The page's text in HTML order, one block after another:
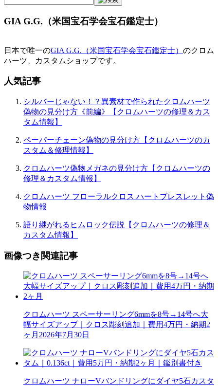
ー
シ
ョ
ン
GIA G.G.（米国宝石学会宝石鑑定士）
日本で唯一のGIA G.G.（米国宝石学会宝石鑑定士） のクロム
ハーツ、カスタムショップです。
人気記事
シルバーじゃない！？異素材で作られたクロムハーツ
偽物の見分け方《前編》【クロムハーツの修理＆カス
タム情報】
ペーパーチェーン偽物の見分け方【クロムハーツのカ
スタム＆修理情報】
クロムハーツ偽物メガネの見分け方【クロムハーツの
修理＆カスタム情報】
クロムハーツ フローラルクロス ハートブレスレット偽
物情報
語り継がれるヒムロック伝説【クロムハーツの修理＆
カスタム情報】
画像つき関連記事
クロムハーツ スペーサーリング6mmを8号→14号へ大
幅サイズアップ｜クロス彫刻追加｜費用4万円・納期2
ヶ月 2026年7月30日
クロムハーツ ナローVバンドリングにダイヤ5石カスタ